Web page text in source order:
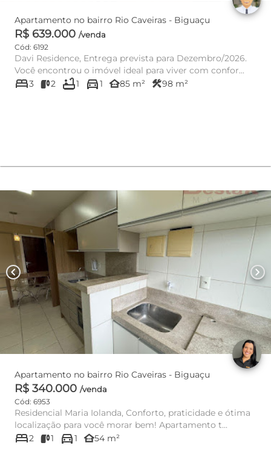
Apartamento no bairro Rio Caveiras - Biguaçu
R$ 639.000 /venda
Cód: 6192
Davi Residence, Entrega prevista para Dezembro/2026.
Você encontrou o imóvel ideal para viver com confor...
bed3 2 bathtub1 directions_car1 other_houses85 m² construction98 m²
chevron_left chevron_right
Apartamento no bairro Rio Caveiras - Biguaçu
R$ 340.000 /venda
Cód: 6953
Residencial Maria Iolanda, Conforto, praticidade e ótima
localização para você morar bem! Apartamento t...
bed2 1 directions_car1 other_houses54 m²